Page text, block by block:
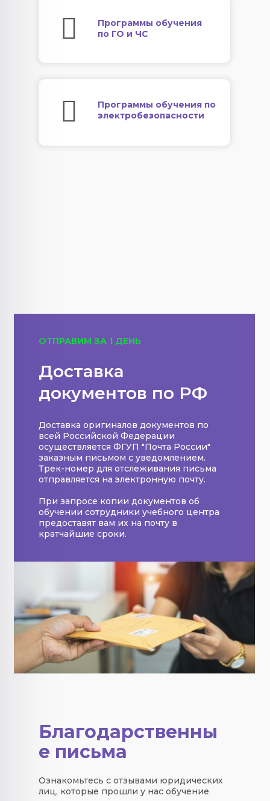
Программы обучения
по ГО и ЧС
Программы обучения по
электробезопасности
Доставка
документов по РФ
Доставка оригиналов документов по
всей Российской Федерации
осуществляется ФГУП "Почта России"
заказным письмом с уведомлением.
Трек-номер для отслеживания письма
отправляется на электронную почту.
При запросе копии документов об
обучении сотрудники учебного центра
предоставят вам их на почту в
кратчайшие сроки.
ОТПРАВИМ ЗА 1 ДЕНЬ
Благодарственны
е письма
Ознакомьтесь с отзывами юридических
лиц, которые прошли у нас обучение